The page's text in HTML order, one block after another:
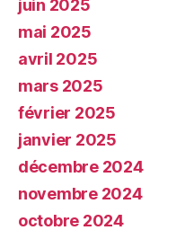
juin 2025
mai 2025
avril 2025
mars 2025
février 2025
janvier 2025
décembre 2024
novembre 2024
octobre 2024